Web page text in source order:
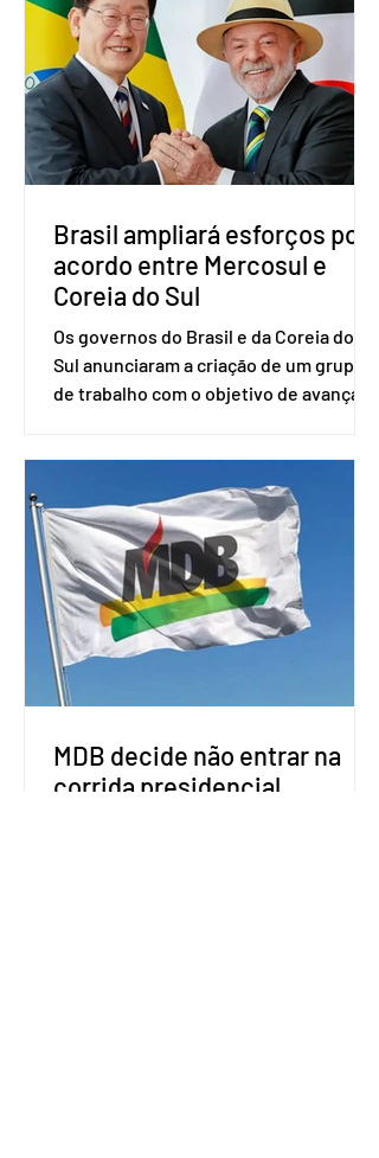
vice-presidente. A convenção contou
com a presença do presidente nacional
do partido, Eduardo Ribeiro, e do
senador Eduardo Girão, filiado ao Novo
desde fevereiro de 2023. Formado em
administração de empresas pela
Fundaç
Brasil ampliará esforços por
acordo entre Mercosul e
Coreia do Sul
Os governos do Brasil e da Coreia do
Sul anunciaram a criação de um grupo
de trabalho com o objetivo de avançar
Uruguai, além de outros países
associados. “Decidimos criar um grupo
de trabalho que vai identificar
sensibilidades dos dois lados e evitar
que elas sejam um empecilho para a
retomada das negociações de um
acordo do Mercosul com a Coreia”,
disse o presiden
MDB decide não entrar na
corrida presidencial